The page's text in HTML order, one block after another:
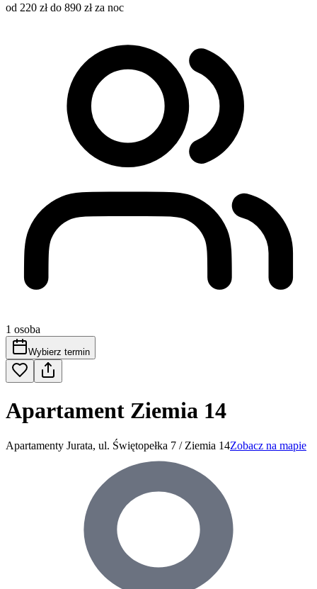
od 220 zł do 890 zł za noc
1 osoba
Wybierz termin
Apartament Ziemia 14
Apartamenty Jurata, ul. Świętopełka 7 / Ziemia 14Zobacz na mapie